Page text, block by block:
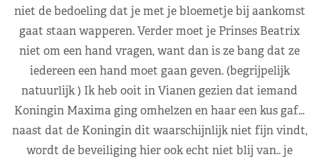
niet de bedoeling dat je met je bloemetje bij aankomst
gaat staan wapperen. Verder moet je Prinses Beatrix
niet om een hand vragen, want dan is ze bang dat ze
iedereen een hand moet gaan geven. (begrijpelijk
natuurlijk ) Ik heb ooit in Vianen gezien dat iemand
Koningin Maxima ging omhelzen en haar een kus gaf…
naast dat de Koningin dit waarschijnlijk niet fijn vindt,
wordt de beveiliging hier ook echt niet blij van.. je